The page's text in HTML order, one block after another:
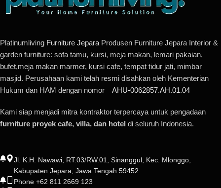
Platinumliving Furniture Jepara Produsen Furniture Jepara Interior &
garden furniture: sofa tamu, kursi, meja makan, lemari pakaian,
bufet,meja makan marmer, kursi cafe, tempat tidur jati, mimbar
masjid. Perusahaan kami telah resmi disahkan oleh Kementerian
Hukum dan HAM dengan nomor AHU-0062857.AH.01.04
Kami siap menjadi mitra kontraktor terpercaya untuk pengadaan
furniture proyek cafe, villa, dan hotel di seluruh Indonesia.
Jl. K.H. Nawawi, RT.03/RW.01, Sinanggul, Kec. Mlonggo,
Kabupaten Jepara, Jawa Tengah 59452
Phone +62 811 2669 123